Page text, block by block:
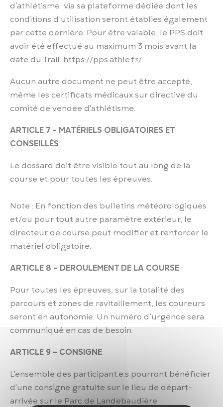
d’athlétisme via sa plateforme dédiée dont les
conditions d’utilisation seront établies également
par cette dernière. Pour être valable, le PPS doit
avoir été effectué au maximum 3 mois avant la
date du Trail. https://pps.athle.fr/
Aucun autre document ne peut être accepté,
même les certificats médicaux sur directive du
comité de vendée d'athlétisme.
ARTICLE 7 - MATÉRIELS OBLIGATOIRES ET
CONSEILLÉS
Le dossard doit être visible tout au long de la
course et pour toutes les épreuves.
Note : En fonction des bulletins météorologiques
et/ou pour tout autre paramètre extérieur, le
directeur de course peut modifier et renforcer le
matériel obligatoire.
ARTICLE 8 – DEROULEMENT DE LA COURSE
Pour toutes les épreuves, sur la totalité des
parcours et zones de ravitaillement, les coureurs
seront en autonomie. Un numéro d’urgence sera
communiqué en cas de besoin.
ARTICLE 9 – CONSIGNE
L'ensemble des participant.e.s pourront bénéficier
d'une consigne gratuite sur le lieu de départ-
arrivée sur le Parc de Landebaudière.